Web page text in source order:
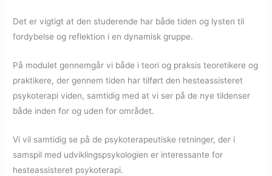
Det er vigtigt at den studerende har både tiden og lysten til
fordybelse og reflektion i en dynamisk gruppe.
På modulet gennemgår vi både i teori og praksis teoretikere og
praktikere, der gennem tiden har tilført den hesteassisteret
psykoterapi viden, samtidig med at vi ser på de nye tildenser
både inden for og uden for området.
Vi vil samtidig se på de psykoterapeutiske retninger, der i
samspil med udviklingspsykologien er interessante for
hesteassisteret psykoterapi.